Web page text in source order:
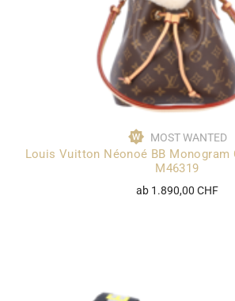
MOST WANTED
Louis Vuitton Néonoé BB Monogram
M46319
ab 1.890,00 CHF